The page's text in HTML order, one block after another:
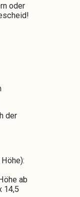
oder
der
ab
14,5